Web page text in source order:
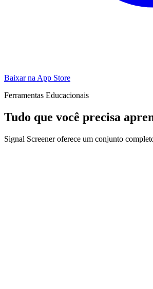
Baixar na App Store
Ferramentas Educacionais
Tudo que você precisa
Signal Screener oferece um conjunto